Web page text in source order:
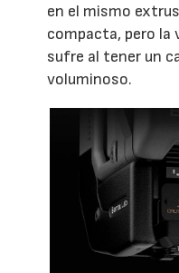
en el mismo
compacta, pero la
sufre al tener un
voluminoso.